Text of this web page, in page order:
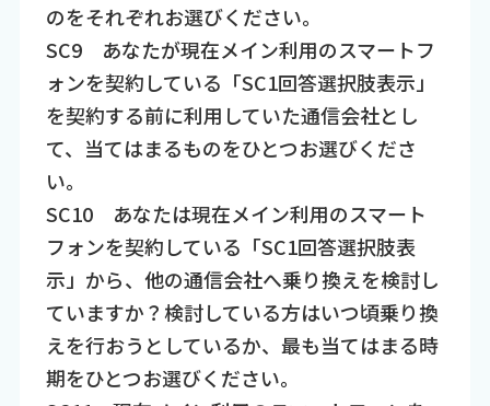
のをそれぞれお選びください。
SC9 あなたが現在メイン利用のスマートフ
ォンを契約している「SC1回答選択肢表示」
を契約する前に利用していた通信会社とし
て、当てはまるものをひとつお選びくださ
い。
SC10 あなたは現在メイン利用のスマート
フォンを契約している「SC1回答選択肢表
示」から、他の通信会社へ乗り換えを検討し
ていますか？検討している方はいつ頃乗り換
えを行おうとしているか、最も当てはまる時
期をひとつお選びください。